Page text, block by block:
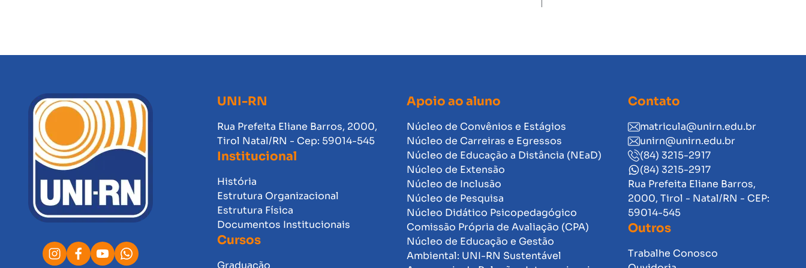
UNI-RN
Rua Prefeita Eliane Barros, 2000,
Tirol Natal/RN - Cep: 59014-545
Institucional
História
Estrutura Organizacional
Estrutura Física
Documentos Institucionais
Cursos
Graduação
Apoio ao aluno
Núcleo de Convênios e Estágios
Núcleo de Carreiras e Egressos
Núcleo de Educação a Distância (NEaD)
Núcleo de Extensão
Núcleo de Inclusão
Núcleo de Pesquisa
Núcleo Didático Psicopedagógico
Comissão Própria de Avaliação (CPA)
Núcleo de Educação e Gestão
Ambiental: UNI-RN Sustentável
Contato
matricula@unirn.edu.br
unirn@unirn.edu.br
(84) 3215-2917
(84) 3215-2917
Rua Prefeita Eliane Barros,
2000, Tirol - Natal/RN - CEP:
59014-545
Outros
Trabalhe Conosco